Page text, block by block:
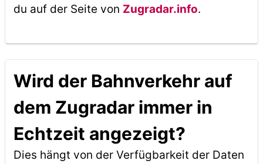
du auf der Seite von Zugradar.info.
Wird der Bahnverkehr auf
dem Zugradar immer in
Echtzeit angezeigt?
Dies hängt von der Verfügbarkeit der Daten